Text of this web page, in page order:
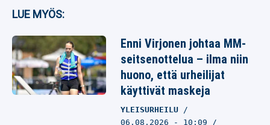
LUE MYÖS:
Enni Virjonen johtaa MM-
seitsenottelua – ilma niin
huono, että urheilijat
käyttivät maskeja
YLEISURHEILU
06.08.2026 - 10:09